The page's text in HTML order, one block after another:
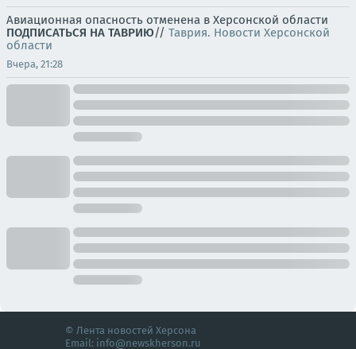
Авиационная опасность отменена в Херсонской области
ПОДПИСАТЬСЯ НА ТАВРИЮ// Таврия. Новости Херсонской
области
Вчера, 21:28
© Лента новостей Херсона
Email: info@newskherson.ru